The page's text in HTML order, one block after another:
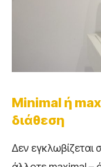
Minimal ή
διάθεση
Δεν εγκλωβίζεται